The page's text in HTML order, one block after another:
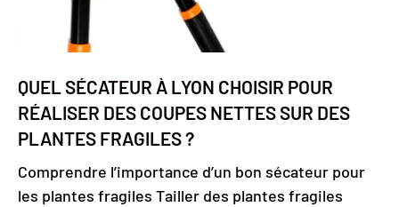
QUEL SÉCATEUR À LYON CHOISIR POUR
RÉALISER DES COUPES NETTES SUR DES
PLANTES FRAGILES ?
Comprendre l’importance d’un bon sécateur pour
les plantes fragiles Tailler des plantes fragiles